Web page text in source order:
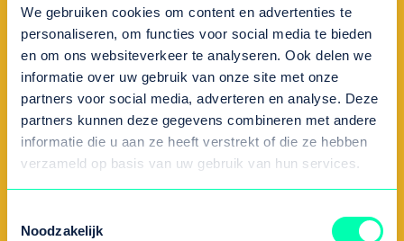
We gebruiken cookies om content en advertenties te
personaliseren, om functies voor social media te bieden
en om ons websiteverkeer te analyseren. Ook delen we
informatie over uw gebruik van onze site met onze
partners voor social media, adverteren en analyse. Deze
partners kunnen deze gegevens combineren met andere
informatie die u aan ze heeft verstrekt of die ze hebben
verzameld op basis van uw gebruik van hun services.
Noodzakelijk
Op de
hoogte
blijven?